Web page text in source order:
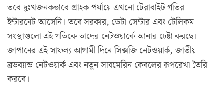
তবে দুঃখজনকভাবে গ্রাহক পর্যায়ে এখনো টেরাবাইট গতির
ইন্টারনেট আসেনি। তবে সরকার, ডেটা সেন্টার এবং টেলিকম
সংস্থাগুলো এই গতিকে তাদের নেটওয়ার্কে আনার চেষ্টা করছে।
জাপানের এই সাফল্য আগামী দিনে সিক্সজি নেটওয়ার্ক, জাতীয়
ব্রডব্যান্ড নেটওয়ার্ক এবং নতুন সাবমেরিন কেবলের রূপরেখা তৈরি
করবে।